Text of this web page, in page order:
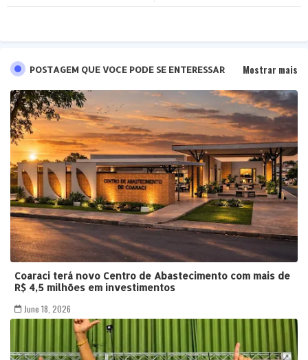
POSTAGEM QUE VOCE PODE SE ENTERESSAR Mostrar mais
Coaraci terá novo Centro de Abastecimento com mais de
R$ 4,5 milhões em investimentos
June 18, 2026